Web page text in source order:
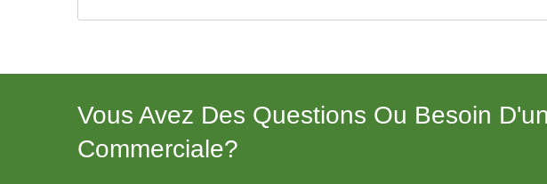
Vous Avez Des Questions Ou Besoin
Commerciale?